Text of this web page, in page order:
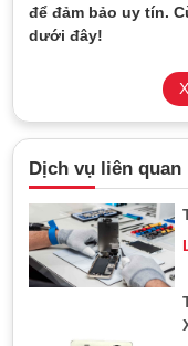
để đảm bảo uy tín.
dưới đây!
Dịch vụ liên quan